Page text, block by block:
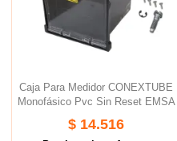
Caja Para Medidor CONEXTUBE
Monofásico Pvc Sin Reset EMSA
$ 14.516